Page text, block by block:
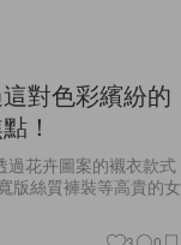
對色彩繽紛的
！
過花卉圖案的襯衣款式
版絲質褲裝等高貴的女